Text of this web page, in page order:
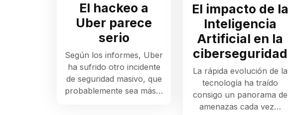
El hackeo a
Uber parece
serio
Según los informes, Uber
ha sufrido otro incidente
de seguridad masivo, que
probablemente sea más…
El impacto de la
Inteligencia
Artificial en la
ciberseguridad
La rápida evolución de la
tecnología ha traído
consigo un panorama de
amenazas cada vez…